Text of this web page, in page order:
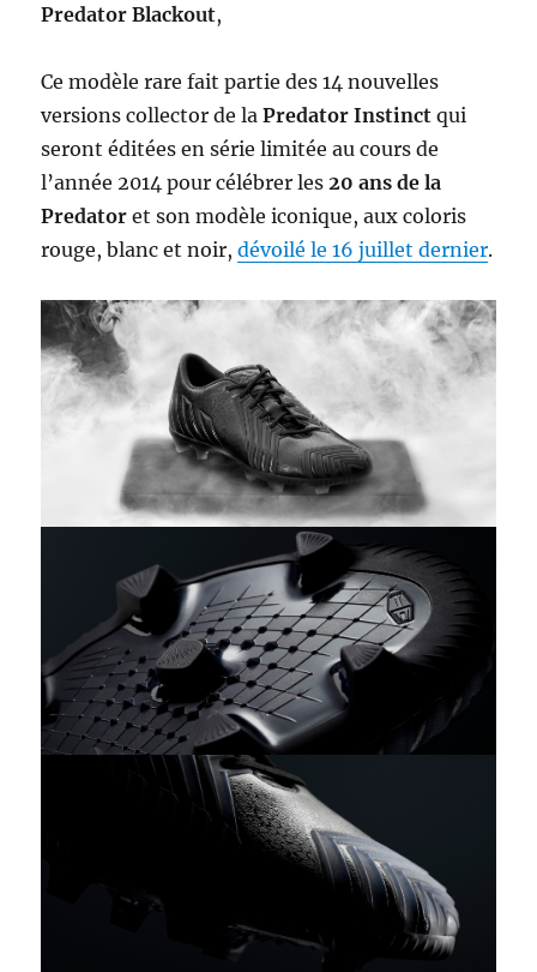
Predator Blackout,
Ce modèle rare fait partie des 14 nouvelles
versions collector de laPredator Instinct qui
seront éditées en série limitée au cours de
l’année 2014 pour célébrer les 20 ans de la
Predator et son modèle iconique, aux coloris
rouge, blanc et noir,dévoilé le 16 juillet dernier.